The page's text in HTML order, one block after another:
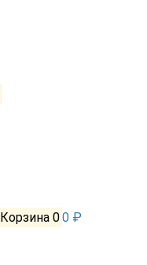
Корзина 00 ₽